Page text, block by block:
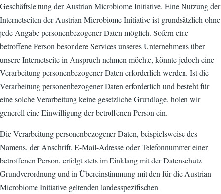
Geschäftsleitung der Austrian Microbiome Initiative. Eine Nutzung der
Internetseiten der Austrian Microbiome Initiative ist grundsätzlich ohne
jede Angabe personenbezogener Daten möglich. Sofern eine
betroffene Person besondere Services unseres Unternehmens über
unsere Internetseite in Anspruch nehmen möchte, könnte jedoch eine
Verarbeitung personenbezogener Daten erforderlich werden. Ist die
Verarbeitung personenbezogener Daten erforderlich und besteht für
eine solche Verarbeitung keine gesetzliche Grundlage, holen wir
generell eine Einwilligung der betroffenen Person ein.
Die Verarbeitung personenbezogener Daten, beispielsweise des
Namens, der Anschrift, E-Mail-Adresse oder Telefonnummer einer
betroffenen Person, erfolgt stets im Einklang mit der Datenschutz-
Grundverordnung und in Übereinstimmung mit den für die Austrian
Microbiome Initiative geltenden landesspezifischen